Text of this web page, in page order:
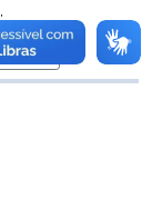
Copiar
para área de